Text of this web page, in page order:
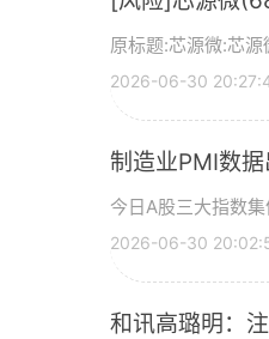
原标题:芯源微:芯
2026-06-30
制造业PMI数
今日A股三大指数
2026-06-30
和讯高璐明：